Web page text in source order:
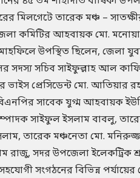
মিলগেটে তারেক মঞ্চ –
কমিটির আহবায়ক মো.
উপস্থিত ছিলেন, জেলা
সদস্য সচিব সাইফুল্লাহ আল
প্রেসিডেন্ট মো. আতিয়ার
সাবেক যুগ্ম আহবায়ক
সাইফুল ইসলাম বাবলু,
তারেক মঞ্চনেতা মো.
সদর উপজেলা ইলেকট্রিক
সংগঠনের বিভিন্ন পর্যায়ের